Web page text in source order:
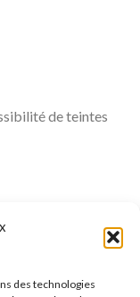
des technologies
de teintes